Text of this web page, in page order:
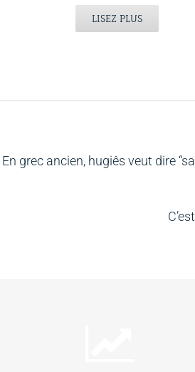
LISEZ PLUS
En grec ancien, hugiês veut dire